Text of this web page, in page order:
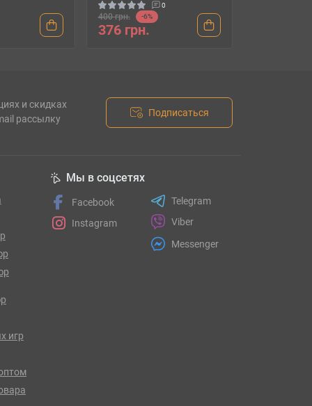
0
400 грн. -6%
376 грн.
и скидках
рассылку
Подписаться
игр
Мы в соцсетях
Facebook
Instagram
Telegram
Viber
Messenger